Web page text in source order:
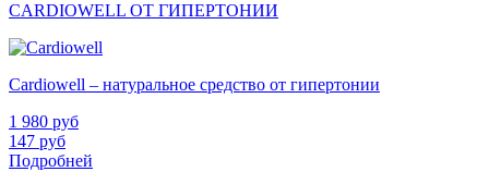
CARDIOWELL ОТ ГИПЕРТОНИИ
Cardiowell – натуральное средство от гипертонии
1 980 руб
147 руб
Подробней